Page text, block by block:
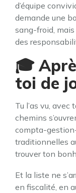
d’équipe
demande une
sang-froid,
des
🎓
toi de
Tu l’as vu,
chemins
compta-
traditionnelles
trouver ton
Et la liste ne
en fiscalité, en